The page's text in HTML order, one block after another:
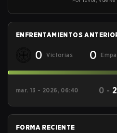
ENFRENTAMIENTOS
0 Victorias 0
mar. 13 - 2026, 06:40 0 - 2
FORMA RECIENTE